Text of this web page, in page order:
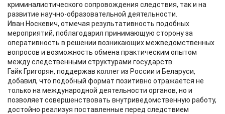
криминалистического сопровождения следствия, так и на
развитие научно-образовательной деятельности.
Иван Носкевич, отмечая результативность подобных
мероприятий, поблагодарил принимающую сторону за
оперативность в решении возникающих межведомственных
вопросов и возможность обмена практическим опытом
между следственными структурами государств.
Гайк Григорян, поддержав коллег из России и Беларуси,
добавил, что подобный формат позитивно отражается не
только на международной деятельности органов, но и
позволяет совершенствовать внутриведомственную работу,
достойно реализуя поставленные перед следствием